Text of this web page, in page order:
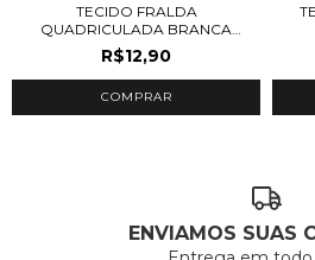
TECIDO FRALDA
QUADRICULADA BRANCA
70X70...
R$12,90
COMPRAR
ENVIAMOS SUAS